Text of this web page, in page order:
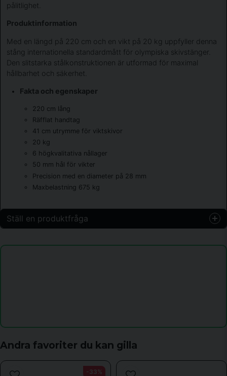
pålitlighet.
Produktinformation
Med en längd på 220 cm och en vikt på 20 kg uppfyller denna
stång internationella standardmått för olympiska skivstänger.
Den slitstarka stålkonstruktionen är utformad för maximal
hållbarhet och säkerhet.
Fakta och egenskaper
220 cm lång
Räfflat handtag
41 cm utrymme för viktskivor
20 kg
6 högkvalitativa nållager
50 mm hål för vikter
Precision med en diameter på 28 mm
Maxbelastning 675 kg
Ställ en produktfråga
Fråga oss något om denna produkten...
Mejladress
Andra favoriter du kan gilla
-33%